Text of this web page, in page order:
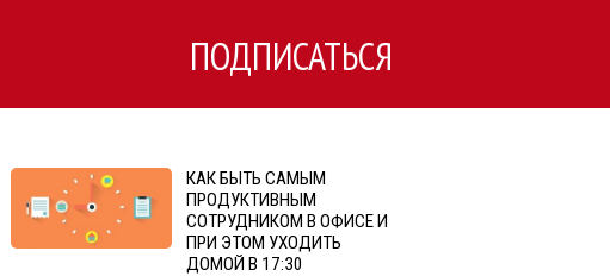
ПОДПИСАТЬСЯ
КАК БЫТЬ САМЫМ
ПРОДУКТИВНЫМ
СОТРУДНИКОМ В ОФИСЕ И
ПРИ ЭТОМ УХОДИТЬ
ДОМОЙ В 17:30